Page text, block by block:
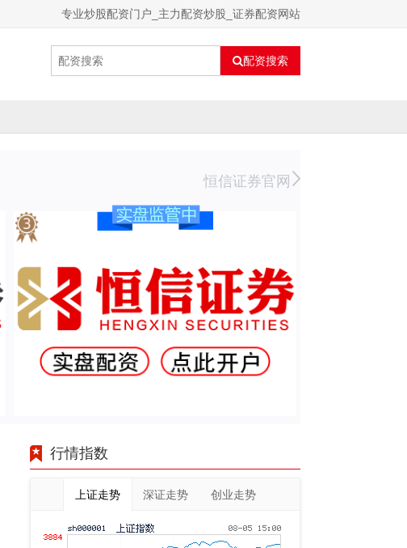
专业炒股配资门户_主力配资炒股_证券配资网站
配资搜索
恒信证券官网
行情指数
上证走势 深证走势 创业走势